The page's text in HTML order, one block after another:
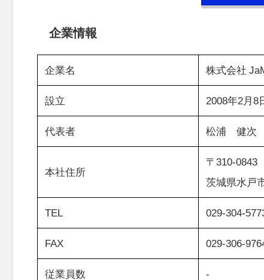
企業情報
企業名 株式会社
設立 2008年2月8
代表者 松浦 健次
本社住所
〒310-0843
茨城県水戸
TEL 029-304-
FAX 029-306-
従業員数 -